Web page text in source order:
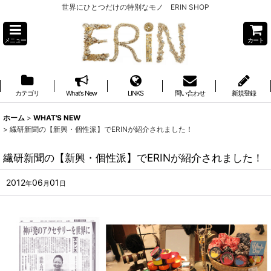
世界にひとつだけの特別なモノ ERIN SHOP
メニュー カート
カテゴリ What's New LINKS 問い合わせ 新規登録
ホーム > WHAT'S NEW
> 繊研新聞の【新興・個性派】でERINが紹介されました！
繊研新聞の【新興・個性派】でERINが紹介されました！
2012年06 月01 日